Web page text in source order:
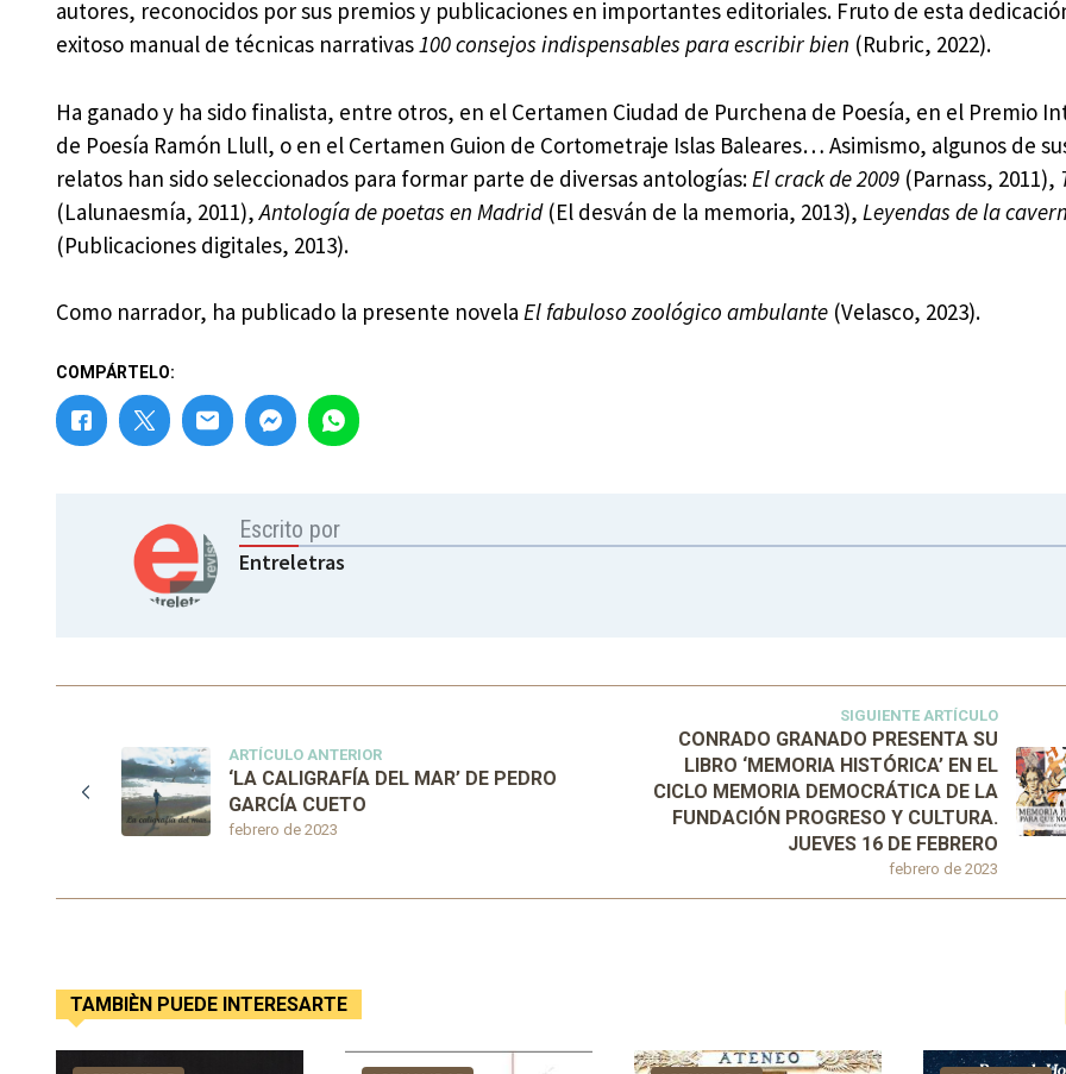
autores, reconocidos por sus premios y publicaciones en importantes editoriales. Fruto de esta
exitoso manual de técnicas narrativas100 consejos indispensables para escribir bien (Rubric, 2022).
Ha ganado y ha sido finalista, entre otros, en el Certamen Ciudad de Purchena de Poesía, en el Premio
de Poesía Ramón Llull, o en el Certamen Guion de Cortometraje Islas Baleares… Asimismo, algunos de
relatos han sido seleccionados para formar parte de diversas antologías:El crack de 2009 (Parnass, 2011),
(Lalunaesmía, 2011),Antología de poetas en Madrid(El desván de la memoria, 2013), Leyendas de la
(Publicaciones digitales, 2013).
Como narrador, ha publicado la presente novela El fabuloso zoológico ambulante(Velasco, 2023).
COMPÁRTELO:
Escrito por
Entreletras
ARTÍCULO ANTERIOR
febrero de 2023
‘LA CALIGRAFÍA DEL MAR’ DE PEDRO
GARCÍA CUETO
SIGUIENTE ARTÍCULO
febrero de 2023
CONRADO GRANADO PRESENTA SU
LIBRO ‘MEMORIA HISTÓRICA’ EN EL
CICLO MEMORIA DEMOCRÁTICA DE LA
FUNDACIÓN PROGRESO Y CULTURA.
JUEVES 16 DE FEBRERO
TAMBIÈN PUEDE INTERESARTE